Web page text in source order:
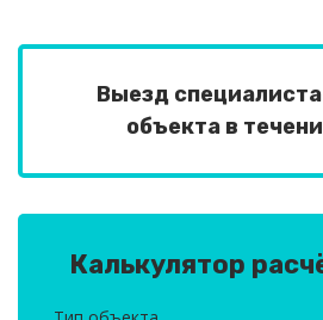
Выезд
объекта в
Калькулятор